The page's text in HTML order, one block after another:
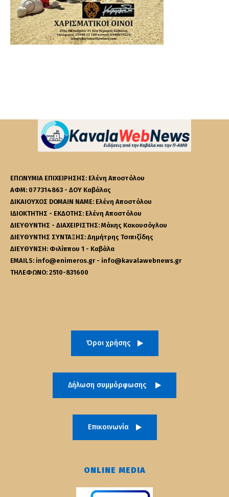
ΕΠΩΝΥΜΙΑ ΕΠΙΧΕΙΡΗΣΗΣ: Ελένη Αποστόλου
ΑΦΜ: 077314863 - ΔΟΥ Καβάλας
ΔΙΚΑΙΟΥΧΟΣ DOMAIN NAME: Ελένη Αποστόλου
ΙΔΙΟΚΤΗΤΗΣ - ΕΚΔΟΤΗΣ: Ελένη Αποστόλου
ΔΙΕΥΘΥΝΤΗΣ - ΔΙΑΧΕΙΡΙΣΤΗΣ: Μάκης Κακουσόγλου
ΔΙΕΥΘΥΝΤΗΣ ΣΥΝΤΑΞΗΣ: Δημήτρης Τσιπιζίδης
ΔΙΕΥΘΥΝΣΗ: Φιλίππου 1 - Καβάλα
EMAILS: info@enimeros.gr - info@kavalawebnews.gr
ΤΗΛΕΦΩΝΟ: 2510-831600
Όροι χρήσης
Δήλωση συμμόρφωσης
Επικοινωνία
ONLINE MEDIA